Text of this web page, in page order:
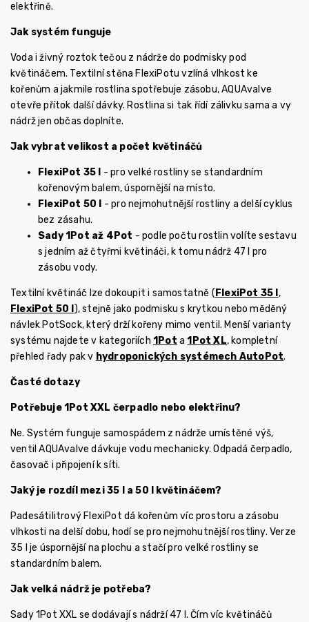
elektřině.
Jak systém funguje
Voda i živný roztok tečou z nádrže do podmisky pod
květináčem. Textilní stěna FlexiPotu vzlíná vlhkost ke
kořenům a jakmile rostlina spotřebuje zásobu, AQUAvalve
otevře přítok další dávky. Rostlina si tak řídí zálivku sama a vy
nádrž jen občas doplníte.
Jak vybrat velikost a počet květináčů
FlexiPot 35 l
- pro velké rostliny se standardním
kořenovým balem, úspornější na místo.
FlexiPot 50 l
- pro nejmohutnější rostliny a delší cyklus
bez zásahu.
Sady 1Pot až 4Pot - podle počtu rostlin volíte sestavu
s jedním až čtyřmi květináči, k tomu nádrž 47 l pro
zásobu vody.
Textilní květináč lze dokoupit i samostatně ( FlexiPot 35 l ,
FlexiPot 50 l ), stejně jako podmisku s krytkou nebo měděný
návlek PotSock, který drží kořeny mimo ventil. Menší varianty
systému najdete v kategoriích 1Pot a1Pot XL, kompletní
přehled řady pak v hydroponických systémech AutoPot.
Časté dotazy
Potřebuje 1Pot XXL čerpadlo nebo elektřinu?
Ne. Systém funguje samospádem z nádrže umístěné výš,
ventil AQUAvalve dávkuje vodu mechanicky. Odpadá čerpadlo,
časovač i připojení k síti.
Jaký je rozdíl mezi 35 l a 50 l květináčem?
Padesátilitrový FlexiPot dá kořenům víc prostoru a zásobu
vlhkosti na delší dobu, hodí se pro nejmohutnější rostliny. Verze
35 l je úspornější na plochu a stačí pro velké rostliny se
standardním balem.
Jak velká nádrž je potřeba?
Sady 1Pot XXL se dodávají s nádrží 47 l. Čím víc květináčů